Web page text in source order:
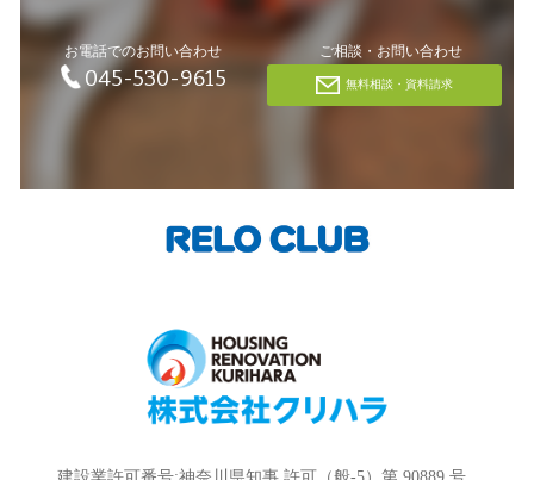
お電話でのお問い合わせ
045-530-9615
ご相談・お問い合わせ
無料相談・資料請求